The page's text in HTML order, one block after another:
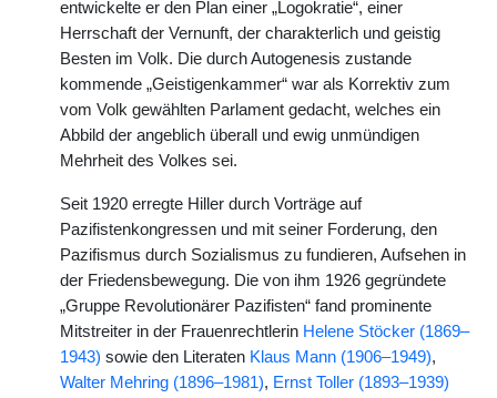
entwickelte er den Plan einer „Logokratie“, einer
Herrschaft der Vernunft, der charakterlich und geistig
Besten im Volk. Die durch Autogenesis zustande
kommende „Geistigenkammer“ war als Korrektiv zum
vom Volk gewählten Parlament gedacht, welches ein
Abbild der angeblich überall und ewig unmündigen
Mehrheit des Volkes sei.
Seit 1920 erregte Hiller durch Vorträge auf
Pazifistenkongressen und mit seiner Forderung, den
Pazifismus durch Sozialismus zu fundieren, Aufsehen in
der Friedensbewegung. Die von ihm 1926 gegründete
„Gruppe Revolutionärer Pazifisten“ fand prominente
Mitstreiter in der Frauenrechtlerin Helene Stöcker (1869–
1943) sowie den Literaten Klaus Mann (1906–1949),
Walter Mehring (1896–1981), Ernst Toller (1893–1939)